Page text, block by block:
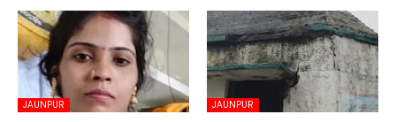
JAUNPUR JAUNPUR